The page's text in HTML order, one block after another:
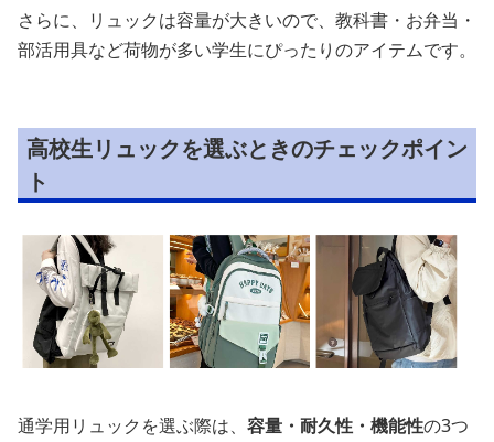
さらに、リュックは容量が大きいので、教科書・お弁当・
部活用具など荷物が多い学生にぴったりのアイテムです。
高校生リュックを選ぶときのチェックポイン
ト
通学用リュックを選ぶ際は、 容量・耐久性・機能性の3つ